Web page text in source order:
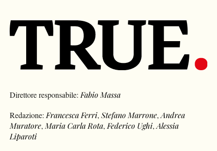
Direttore responsabile: Fabio Massa
Redazione: Francesca Ferri,Stefano Marrone,Andrea
Muratore, Maria Carla Rota, Federico Ughi,Alessia
Liparoti